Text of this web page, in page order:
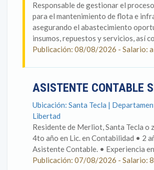
Responsable de gestionar el
para el mantenimiento de flota e
asegurando el abastecimiento
insumos, repuestos y servicios, así
Publicación: 08/08/2026 - Salario:
ASISTENTE CONTABLE
Ubicación: Santa Tecla |
Libertad
Residente de Merliot, Santa Tecla o
4to año en Lic. en Contabilidad • 2
Asistente Contable. • Experiencia
Publicación: 07/08/2026 - Salario: